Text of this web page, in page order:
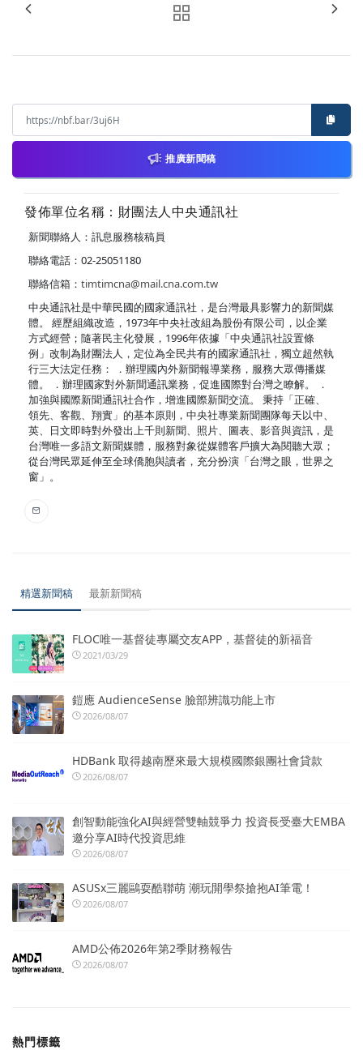
推廣新聞稿
發佈單位名稱：財團法人中央通訊社
新聞聯絡人：訊息服務核稿員
聯絡電話：02-25051180
聯絡信箱： timtimcna@mail.cna.com.tw
中央通訊社是中華民國的國家通訊社，是台灣最具影響力的新聞媒
體。 經歷組織改造，1973年中央社改組為股份有限公司，以企業
方式經營；隨著民主化發展，1996年依據「中央通訊社設置條
例」改制為財團法人，定位為全民共有的國家通訊社，獨立超然執
行三大法定任務： ．辦理國內外新聞報導業務，服務大眾傳播媒
體。 ．辦理國家對外新聞通訊業務，促進國際對台灣之瞭解。 ．
加強與國際新聞通訊社合作，增進國際新聞交流。 秉持「正確、
領先、客觀、翔實」的基本原則，中央社專業新聞團隊每天以中、
英、日文即時對外發出上千則新聞、照片、圖表、影音與資訊，是
台灣唯一多語文新聞媒體，服務對象從媒體客戶擴大為閱聽大眾；
從台灣民眾延伸至全球僑胞與讀者，充分扮演「台灣之眼，世界之
窗」。
精選新聞稿 最新新聞稿
FLOC唯一基督徒專屬交友APP，基督徒的新福音
2021/03/29
鎧應 AudienceSense 臉部辨識功能上市
2026/08/07
HDBank 取得越南歷來最大規模國際銀團社會貸款
2026/08/07
創智動能強化AI與經營雙軸競爭力 投資長受臺大EMBA
邀分享AI時代投資思維
2026/08/07
ASUSx三麗鷗耍酷聯萌 潮玩開學祭搶抱AI筆電！
2026/08/07
AMD公佈2026年第2季財務報告
2026/08/07
熱門標籤